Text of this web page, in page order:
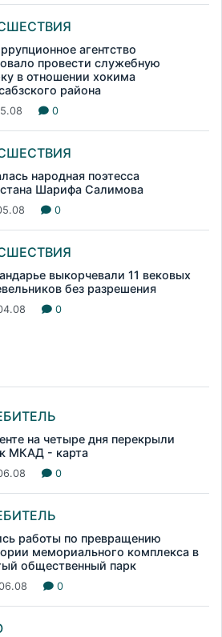
агентство
провести служебную
в отношении хокима
района
0
народная поэтесса
Шарифа Салимова
0
выкорчевали 11 вековых
без разрешения
0
на четыре дня перекрыли
МКАД - карта
0
работы по превращению
мемориального комплекса в
общественный парк
0